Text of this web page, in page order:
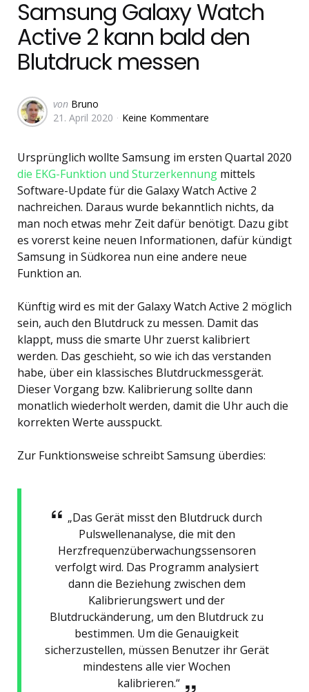
Samsung Galaxy Watch
Active 2 kann bald den
Blutdruck messen
Geschrieben
von
von Bruno
21. April 2020
Keine Kommentare
Ursprünglich wollte Samsung im ersten Quartal 2020
die EKG-Funktion und Sturzerkennung mittels
Software-Update für die Galaxy Watch Active 2
nachreichen. Daraus wurde bekanntlich nichts, da
man noch etwas mehr Zeit dafür benötigt. Dazu gibt
es vorerst keine neuen Informationen, dafür kündigt
Samsung in Südkorea nun eine andere neue
Funktion an.
Künftig wird es mit der Galaxy Watch Active 2 möglich
sein, auch den Blutdruck zu messen. Damit das
klappt, muss die smarte Uhr zuerst kalibriert
werden. Das geschieht, so wie ich das verstanden
habe, über ein klassisches Blutdruckmessgerät.
Dieser Vorgang bzw. Kalibrierung sollte dann
monatlich wiederholt werden, damit die Uhr auch die
korrekten Werte ausspuckt.
Zur Funktionsweise schreibt Samsung überdies:
„Das Gerät misst den Blutdruck durch
Pulswellenanalyse, die mit den
Herzfrequenzüberwachungssensoren
verfolgt wird. Das Programm analysiert
dann die Beziehung zwischen dem
Kalibrierungswert und der
Blutdruckänderung, um den Blutdruck zu
bestimmen. Um die Genauigkeit
sicherzustellen, müssen Benutzer ihr Gerät
mindestens alle vier Wochen
kalibrieren.“